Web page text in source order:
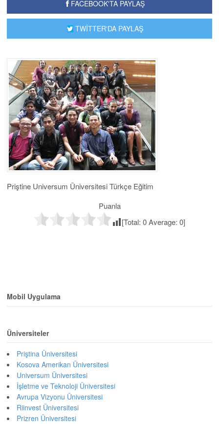
FACEBOOK'TA PAYLAŞ
TWİTTER'DA PAYLAŞ
Priştine Universum Üniversitesi Türkçe Eğitim
Puanla
[Total: 0Average: 0]
Mobil Uygulama
Üniversiteler
Priştina Üniversitesi
Kosova Amerikan Üniversitesi
Universum Üniversitesi
İşletme ve Teknoloji Üniversitesi
Avrupa Vizyonu Üniversitesi
Riinvest Üniversitesi
Prizren Üniversitesi